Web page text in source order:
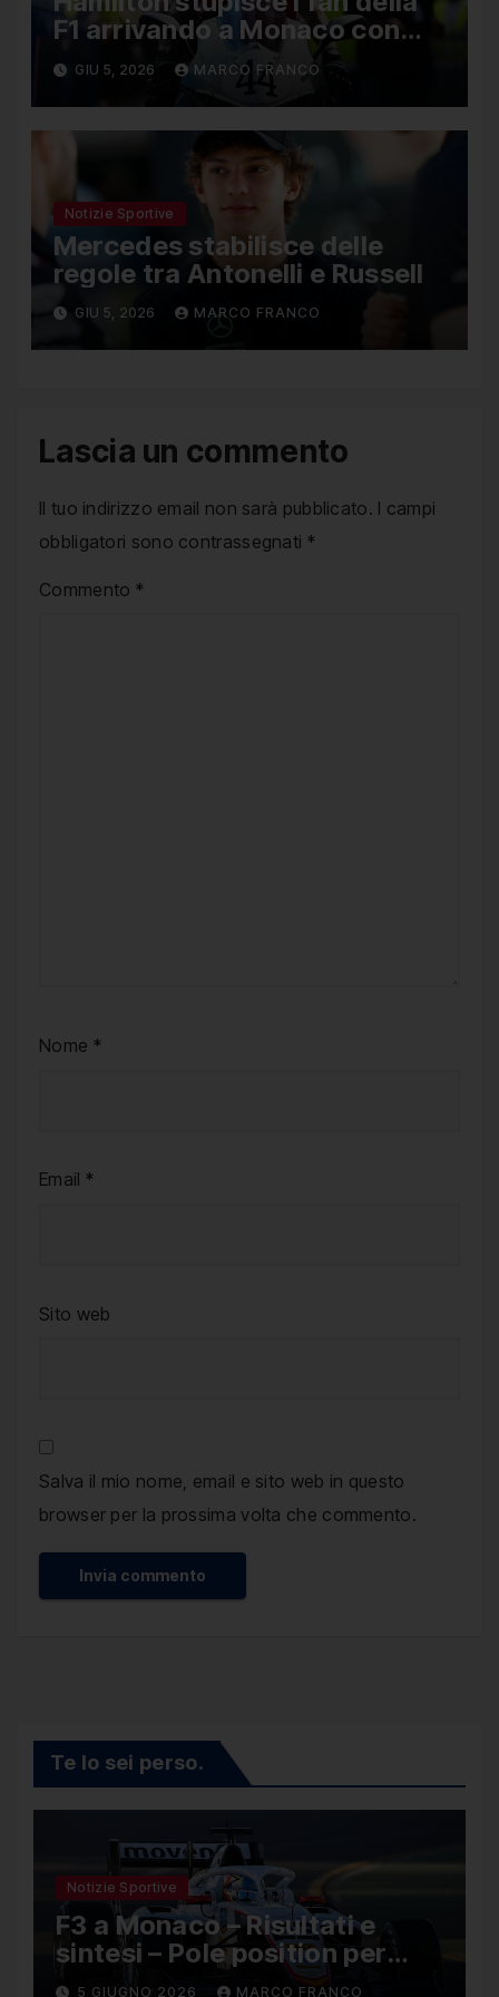
F1 arrivando a Monaco con
una Ducati in edizione limitata
GIU 5, 2026 MARCO FRANCO
Notizie Sportive
Mercedes stabilisce delle
regole tra Antonelli e Russell
GIU 5, 2026 MARCO FRANCO
Lascia un commento
Il tuo indirizzo email non sarà pubblicato. I campi
obbligatori sono contrassegnati *
Commento *
Nome *
Email *
Sito web
Salva il mio nome, email e sito web in questo
browser per la prossima volta che commento.
Te lo sei perso.
Notizie Sportive
F3 a Monaco – Risultati e
sintesi – Pole position per
Nael, Bruno del Pino ottavo
5 GIUGNO 2026 MARCO FRANCO